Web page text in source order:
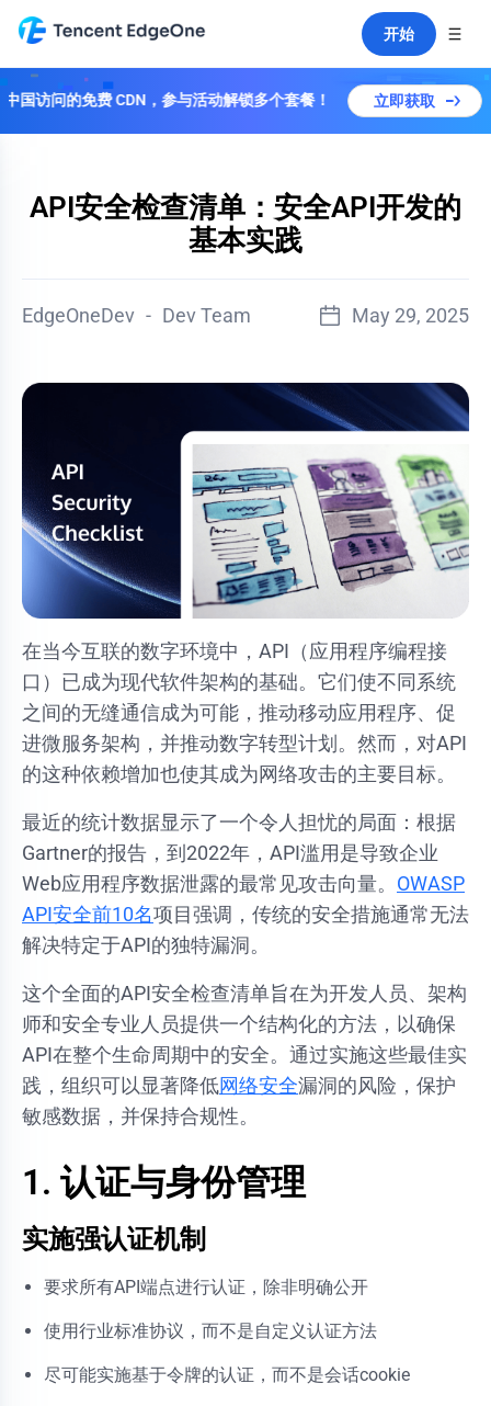
开始
免费 CDN，参与活动解锁多个套餐！ 立即获取
API安全检查清单：安全API开发的
基本实践
EdgeOneDev - Dev Team May 29, 2025
在当今互联的数字环境中，API（应用程序编程接
口）已成为现代软件架构的基础。它们使不同系统
之间的无缝通信成为可能，推动移动应用程序、促
进微服务架构，并推动数字转型计划。然而，对API
的这种依赖增加也使其成为网络攻击的主要目标。
最近的统计数据显示了一个令人担忧的局面：根据
Gartner的报告，到2022年，API滥用是导致企业
Web应用程序数据泄露的最常见攻击向量。 OWASP
API安全前10名项目强调，传统的安全措施通常无法
解决特定于API的独特漏洞。
这个全面的API安全检查清单旨在为开发人员、架构
师和安全专业人员提供一个结构化的方法，以确保
API在整个生命周期中的安全。通过实施这些最佳实
践，组织可以显著降低网络安全漏洞的风险，保护
敏感数据，并保持合规性。
1. 认证与身份管理
实施强认证机制
要求所有API端点进行认证，除非明确公开
使用行业标准协议，而不是自定义认证方法
尽可能实施基于令牌的认证，而不是会话cookie